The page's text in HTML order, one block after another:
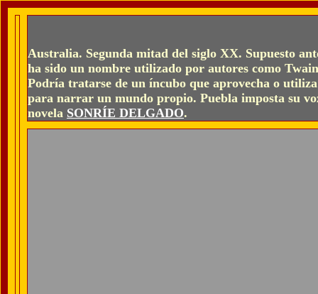
Australia. Segunda mitad del siglo XX. Supuesto
ha sido un nombre utilizado por autores como
Podría tratarse de un íncubo que aprovecha o
para narrar un mundo propio. Puebla imposta su
novela SONRÍE DELGADO.